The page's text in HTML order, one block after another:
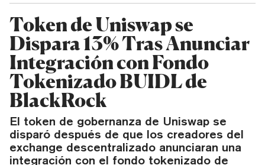
Token de Uniswap se
Dispara 13% Tras Anunciar
Integración con Fondo
Tokenizado BUIDL de
BlackRock
El token de gobernanza de Uniswap se
disparó después de que los creadores del
exchange descentralizado anunciaran una
integración con el fondo tokenizado de